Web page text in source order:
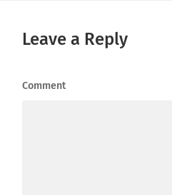
Leave a Reply
Comment